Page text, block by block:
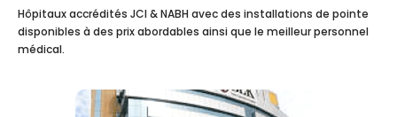
Hôpitaux accrédités JCI & NABH avec des installations de pointe
disponibles à des prix abordables ainsi que le meilleur personnel
médical.